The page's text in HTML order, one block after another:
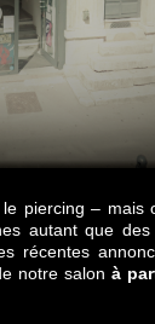
piercing – mais
autant que
récentes
notre salonà